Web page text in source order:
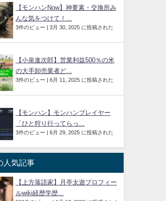
【モンハンNow】神要素・交換所み
んな気をつけて！...
3件のビュー | 3月 30, 2025 に投稿された
【小泉進次郎】営業利益500％の米
の大手卸売業者ど...
3件のビュー | 6月 11, 2025 に投稿された
【モンハン】モンハンプレイヤー
「ひと狩り行ってらっ...
3件のビュー | 6月 29, 2025 に投稿された
人気記事
【上方落語家】月亭太遊プロフィー
ルwiki経歴学歴...